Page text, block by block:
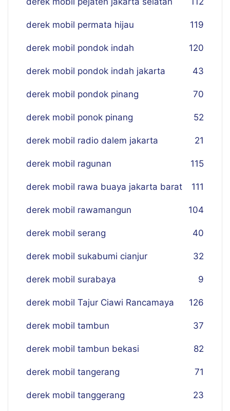
derek mobil permata hijau 119
derek mobil pondok indah 120
derek mobil pondok indah jakarta 43
derek mobil pondok pinang 70
derek mobil ponok pinang 52
derek mobil radio dalem jakarta 21
derek mobil ragunan 115
derek mobil rawa buaya jakarta barat 111
derek mobil rawamangun 104
derek mobil serang 40
derek mobil sukabumi cianjur 32
derek mobil surabaya 9
derek mobil Tajur Ciawi Rancamaya 126
derek mobil tambun 37
derek mobil tambun bekasi 82
derek mobil tangerang 71
derek mobil tanggerang 23